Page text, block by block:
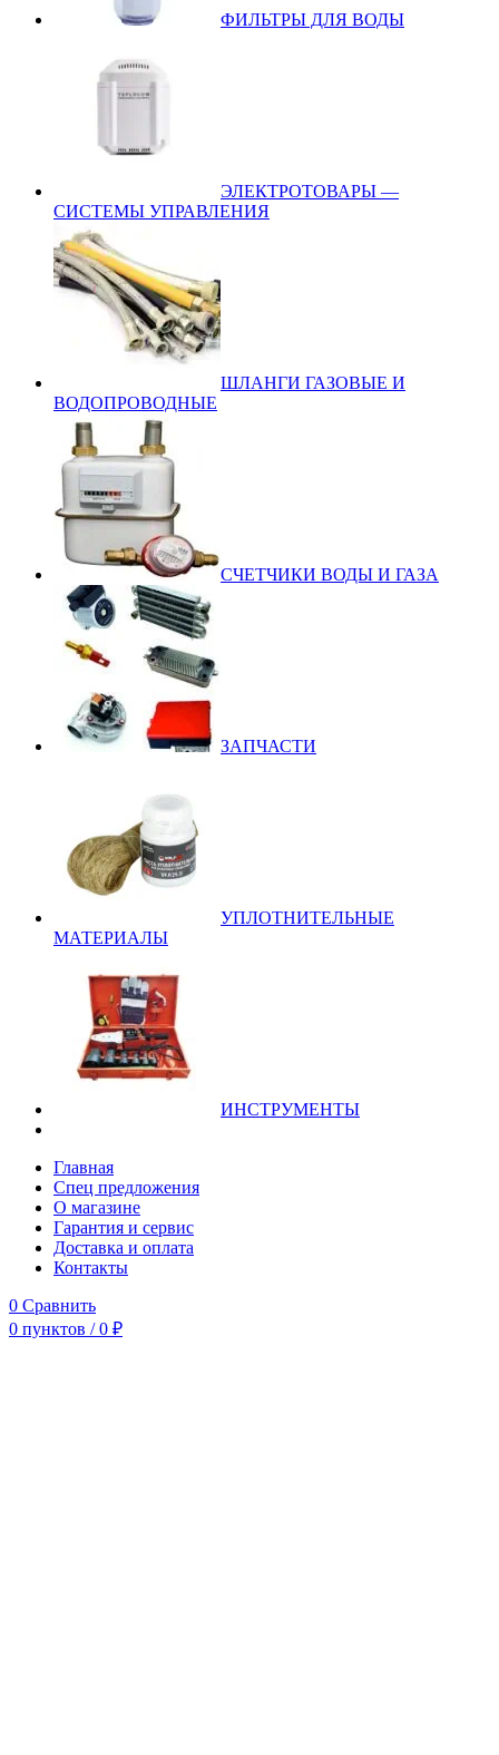
ФИЛЬТРЫ ДЛЯ ВОДЫ
ЭЛЕКТРОТОВАРЫ —
СИСТЕМЫ УПРАВЛЕНИЯ
ШЛАНГИ ГАЗОВЫЕ И
ВОДОПРОВОДНЫЕ
СЧЕТЧИКИ ВОДЫ И ГАЗА
ЗАПЧАСТИ
УПЛОТНИТЕЛЬНЫЕ
МАТЕРИАЛЫ
ИНСТРУМЕНТЫ
Главная
Спец предложения
О магазине
Гарантия и сервис
Доставка и оплата
Контакты
0 Сравнить
0 пунктов / 0 ₽